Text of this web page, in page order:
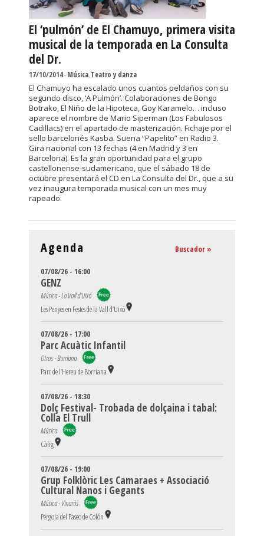
El ‘pulmón’ de El Chamuyo, primera visita
musical de la temporada en La Consulta
del Dr.
17/10/2014-Música,Teatro y danza
El Chamuyo ha escalado unos cuantos peldaños con su
segundo disco, ‘A Pulmón’. Colaboraciones de Bongo
Botrako, El Niño de la Hipoteca, Goy Karamelo… incluso
aparece el nombre de Mario Siperman (Los Fabulosos
Cadillacs) en el apartado de masterización. Fichaje por el
sello barcelonés Kasba. Suena “Papelito” en Radio 3.
Gira nacional con 13 fechas (4 en Madrid y 3 en
Barcelona). Es la gran oportunidad para el grupo
castellonense-sudamericano, que el sábado 18 de
octubre presentará el CD en La Consulta del Dr., que a su
vez inaugura temporada musical con un mes muy
rapeado.
Agenda Buscador »
07/08/26 - 16:00
GENZ
Música - La Vall d'Uixó
Les Penyes en Festes de la Vall d’Uixó
07/08/26 - 17:00
Parc Acuàtic Infantil
Otros - Burriana
Parc de l’Hereu de Borriana
07/08/26 - 18:30
Dolç Festival- Trobada de dolçaina i tabal:
Colla El Trull
Música
Càlig
07/08/26 - 19:00
Grup Folklòric Les Camaraes + Associació
Cultural Nanos i Gegants
Música - Vinaròs
Pérgola del Paseo de Colón